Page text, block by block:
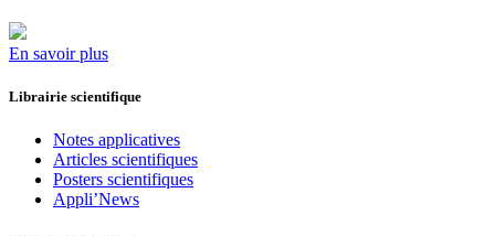
En savoir plus
Librairie scientifique
Notes applicatives
Articles scientifiques
Posters scientifiques
Appli’News